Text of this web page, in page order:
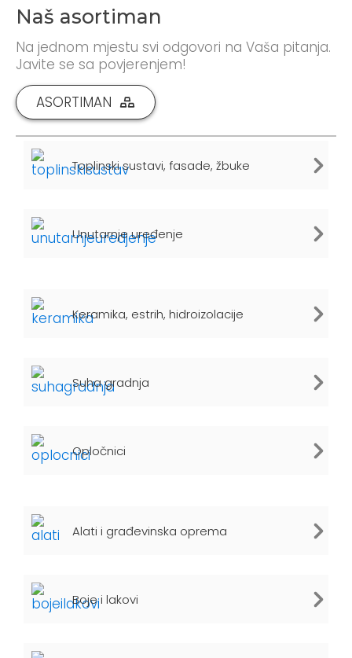
Toplinski sustavi, fasade, žbuke
Unutarnje uređenje
Keramika, estrih, hidroizolacije
Suha gradnja
Opločnici
Alati i građevinska oprema
Boje i lakovi
Naš asortiman
Na jednom mjestu svi odgovori na Vaša pitanja.
Javite se sa povjerenjem!
ASORTIMAN